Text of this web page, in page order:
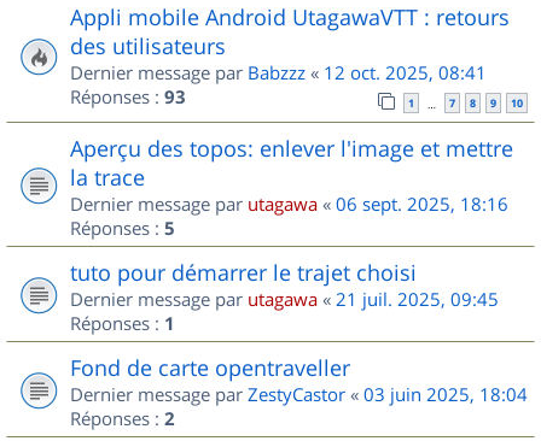
Appli mobile Android UtagawaVTT : retours
des utilisateurs
Dernier message par Babzzz « 12 oct. 2025, 08:41
Réponses : 93 1 … 7 8 9 10
Aperçu des topos: enlever l'image et mettre
la trace
Dernier message par utagawa « 06 sept. 2025, 18:16
Réponses : 5
tuto pour démarrer le trajet choisi
Dernier message par utagawa « 21 juil. 2025, 09:45
Réponses : 1
Fond de carte opentraveller
Dernier message par ZestyCastor « 03 juin 2025, 18:04
Réponses : 2